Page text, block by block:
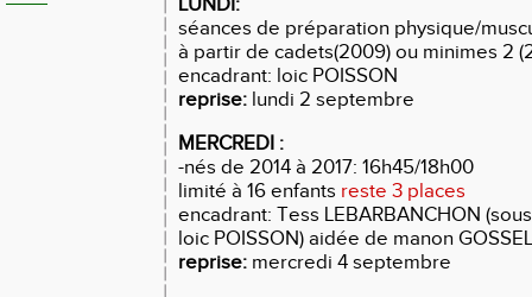
LUNDI:
séances de préparation physique/
à partir de cadets(2009) ou minimes 2
encadrant: loic POISSON
reprise: lundi 2 septembre
MERCREDI :
-nés de 2014 à 2017: 16h45/18h00
limité à 16 enfants reste 3 places
encadrant: Tess LEBARBANCHON
loic POISSON) aidée de manon
reprise: mercredi 4 septembre